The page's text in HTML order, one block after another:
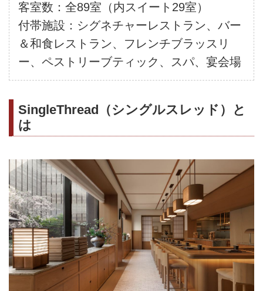
客室数：全89室（内スイート29室）
付帯施設：シグネチャーレストラン、バー
＆和食レストラン、フレンチブラッスリ
ー、ペストリーブティック、スパ、宴会場
SingleThread（シングルスレッド）と
は